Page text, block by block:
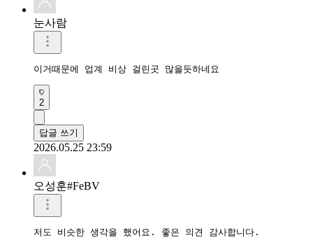
눈사람
이거때문에 업계 비상 걸린곳 많을듯하네요
2
답글 쓰기
2026.05.25 23:59
오성훈#FeBV
​저도 비슷한 생각을 했어요. 좋은 의견 감사합니다.